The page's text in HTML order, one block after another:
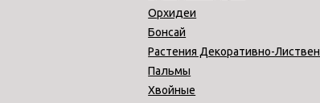
Орхидеи
Бонсай
Растения Декоративно-
Пальмы
Хвойные